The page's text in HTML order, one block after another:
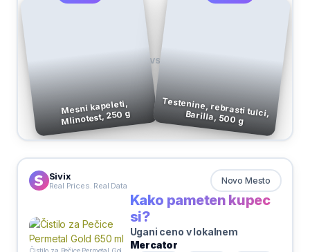
Mesni kapeleti,
Mlinotest, 250 g
VS
Testenine, rebrasti tulci, Barilla, 500 g
Sivix
Real Prices. Real Data Novo Mesto
Kako pameten kupec
si?
Ugani ceno v lokalnem
Mercator